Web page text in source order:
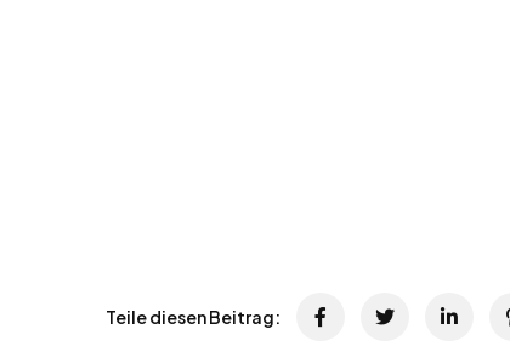
Teile diesen Beitrag: